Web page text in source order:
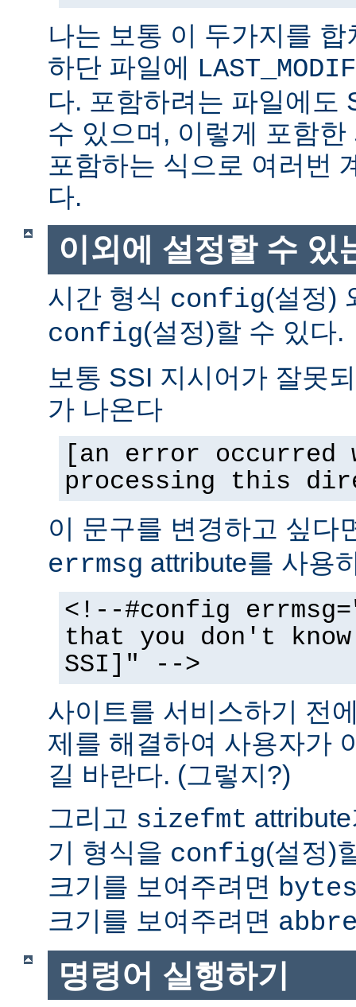
나는 보통 이 두가지를
하단 파일에
다. 포함하려는 파일에도
수 있으며, 이렇게 포함
포함하는 식으로 여러번
다.
이외에 설정할 수 있
시간 형식 config(설정)
config(설정)할 수 있다.
보통 SSI 지시어가 잘못
가 나온다
[an error occurred
processing this
이 문구를 변경하고 싶다
errmsg attribute를 사용
<!--#config
that you don't
SSI]" -->
사이트를 서비스하기 전
제를 해결하여 사용자가
길 바란다. (그렇지?)
그리고 sizefmt
기 형식을 config(설정)
크기를 보여주려면
크기를 보여주려면
명령어 실행하기